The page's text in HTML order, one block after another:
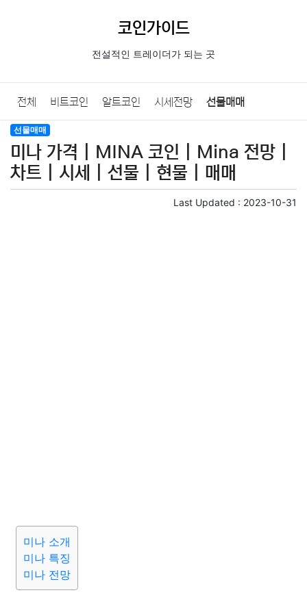
코인가이드
전설적인 트레이더가 되는 곳
전체 비트코인 알트코인 시세전망 선물매매
코인기초
선물매매
미나 가격 | MINA 코인 | Mina 전망 |
차트 | 시세 | 선물 | 현물 | 매매
Last Updated : 2023-10-31
미나 소개
미나 특징
미나 전망